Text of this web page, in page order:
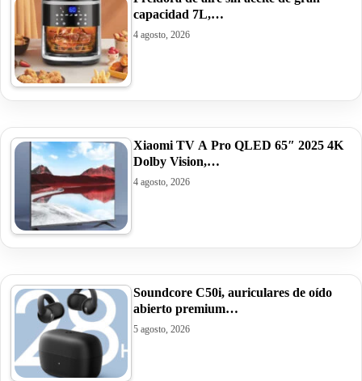
capacidad 7L,…
4 agosto, 2026
Xiaomi TV A Pro QLED 65″ 2025 4K
Dolby Vision,…
4 agosto, 2026
Soundcore C50i, auriculares de oído
abierto premium…
5 agosto, 2026